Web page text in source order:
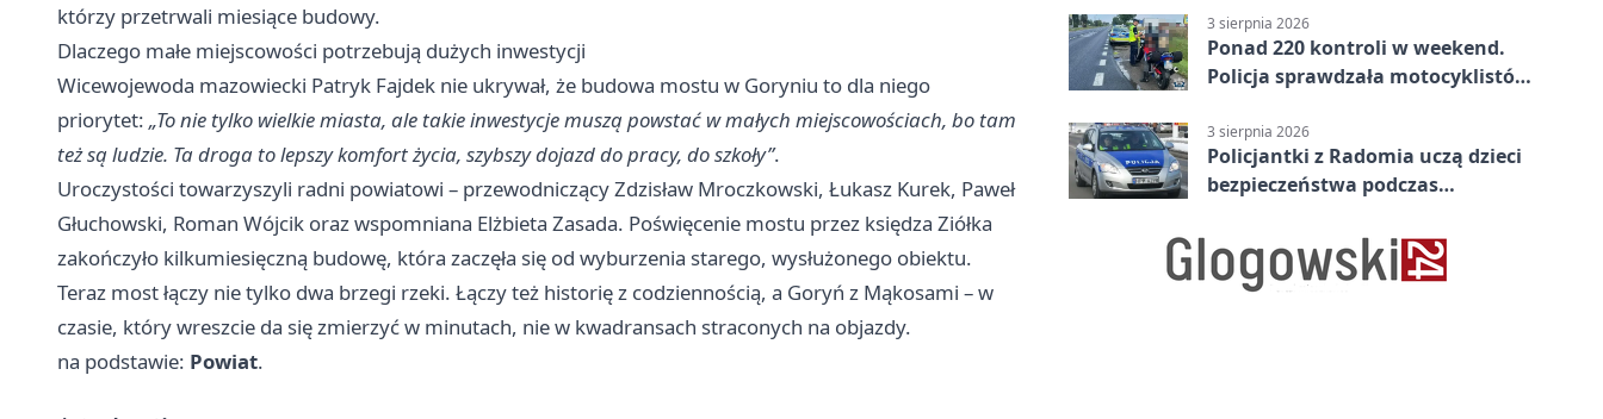
którzy przetrwali miesiące budowy.
Dlaczego małe miejscowości potrzebują dużych inwestycji
Wicewojewoda mazowiecki Patryk Fajdek nie ukrywał, że budowa mostu w Goryniu to dla niego
priorytet: „To nie tylko wielkie miasta, ale takie inwestycje muszą powstać w małych miejscowościach, bo tam
też są ludzie. Ta droga to lepszy komfort życia, szybszy dojazd do pracy, do szkoły”.
Uroczystości towarzyszyli radni powiatowi – przewodniczący Zdzisław Mroczkowski, Łukasz Kurek, Paweł
Głuchowski, Roman Wójcik oraz wspomniana Elżbieta Zasada. Poświęcenie mostu przez księdza Ziółka
zakończyło kilkumiesięczną budowę, która zaczęła się od wyburzenia starego, wysłużonego obiektu.
Teraz most łączy nie tylko dwa brzegi rzeki. Łączy też historię z codziennością, a Goryń z Mąkosami – w
czasie, który wreszcie da się zmierzyć w minutach, nie w kwadransach straconych na objazdy.
na podstawie: Powiat.
3 sierpnia 2026
Ponad 220 kontroli w weekend.
Policja sprawdzała motocyklistów
3 sierpnia 2026
Policjantki z Radomia uczą dzieci
bezpieczeństwa podczas